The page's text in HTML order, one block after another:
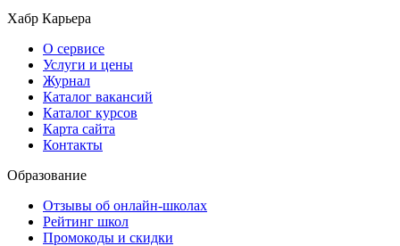
Хабр Карьера
О сервисе
Услуги и цены
Журнал
Каталог вакансий
Каталог курсов
Карта сайта
Контакты
Образование
Отзывы об онлайн-школах
Рейтинг школ
Промокоды и скидки